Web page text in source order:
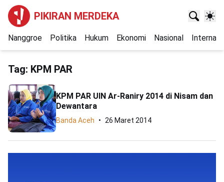
PIKIRAN MERDEKA
Nanggroe Politika Hukum Ekonomi Nasional
Tag: KPM PAR
KPM PAR UIN Ar-Raniry 2014 di Nisam dan
Dewantara
Banda Aceh 26 Maret 2014